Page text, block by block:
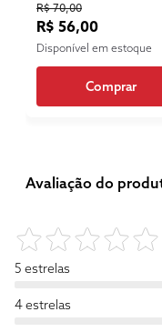
R$ 70,00
R$ 56,00
Disponível em estoque
Comprar
Avaliação do
5 estrelas
4 estrelas